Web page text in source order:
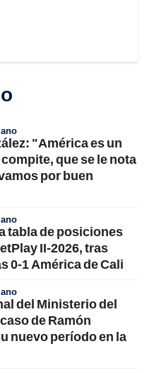
"América es un
que se le nota
por buen
tabla de posiciones
II-2026, tras
0-1 América de Cali
del Ministerio del
de Ramón
nuevo período en la